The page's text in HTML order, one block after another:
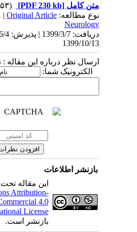
متن کامل[PDF 230 kb]
نوع مطالعه:Original Article
|
Neurology
1399/10/13
ارسال نظر درباره این مقاله :
الکترونیک شما:
بازنشر اطلاعات
این مقاله
Attribution-
4.0
License
بازنشر است.